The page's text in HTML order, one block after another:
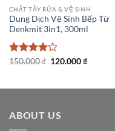
CHẤT TẨY RỬA & VỆ SINH
Dung Dịch Vệ Sinh Bếp Từ
Denkmit 3in1, 300ml
Được
150.000₫ Giá
120.000₫Giá
ABOUT US